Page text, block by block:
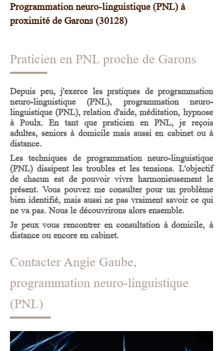
Programmation neuro-linguistique (PNL) à
proximité de Garons (30128)
Praticien en PNL proche de Garons
Depuis peu, j'exerce les pratiques de programmation
neuro-linguistique (PNL), programmation neuro-
linguistique (PNL), relation d'aide, méditation, hypnose
à Poulx. En tant que praticien en PNL, je reçois
adultes, seniors à domicile mais aussi en cabinet ou à
distance.
Les techniques de programmation neuro-linguistique
(PNL) dissipent les troubles et les tensions. L'objectif
de chacun est de pouvoir vivre harmonieusement le
présent. Vous pouvez me consulter pour un problème
bien identifié, mais aussi ne pas vraiment savoir ce qui
ne va pas. Nous le découvrirons alors ensemble.
Je peux vous rencontrer en consultation à domicile, à
distance ou encore en cabinet.
Contacter Angie Gaube,
programmation neuro-linguistique
(PNL)